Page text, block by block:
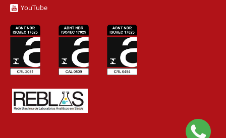
YouTube